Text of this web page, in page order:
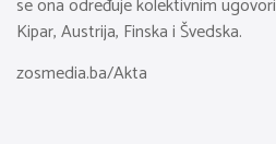
Kipar, Austrija, Finska i Švedska.
zosmedia.ba/Akta